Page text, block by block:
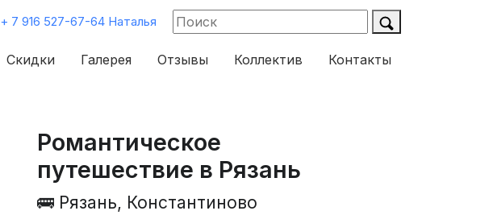
+ 7 916 527-67-64 Наталья
Скидки Галерея Отзывы Коллектив Контакты
Романтическое
путешествие в Рязань
🚌 Рязань, Константиново